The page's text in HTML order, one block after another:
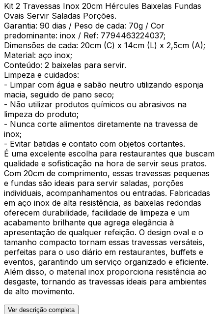
Kit 2 Travessas Inox 20cm Hércules Baixelas Fundas
Ovais Servir Saladas Porções.
Garantia: 90 dias / Peso de cada: 70g / Cor
predominante: inox / Ref: 7794463224037;
Dimensões de cada: 20cm (C) x 14cm (L) x 2,5cm (A);
Material: aço inox;
Conteúdo: 2 baixelas para servir.
Limpeza e cuidados:
- Limpar com água e sabão neutro utilizando esponja
macia, seguido de pano seco;
- Não utilizar produtos químicos ou abrasivos na
limpeza do produto;
- Nunca corte alimentos diretamente na travessa de
inox;
- Evitar batidas e contato com objetos cortantes.
É uma excelente escolha para restaurantes que buscam
qualidade e sofisticação na hora de servir seus pratos.
Com 20cm de comprimento, essas travessas pequenas
e fundas são ideais para servir saladas, porções
individuais, acompanhamentos ou entradas. Fabricadas
em aço inox de alta resistência, as baixelas redondas
oferecem durabilidade, facilidade de limpeza e um
acabamento brilhante que agrega elegância à
apresentação de qualquer refeição. O design oval e o
tamanho compacto tornam essas travessas versáteis,
perfeitas para o uso diário em restaurantes, buffets e
eventos, garantindo um serviço organizado e eficiente.
Além disso, o material inox proporciona resistência ao
desgaste, tornando as travessas ideais para ambientes
de alto movimento.
Ver descrição completa